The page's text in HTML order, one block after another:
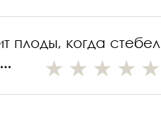
плоды, когда